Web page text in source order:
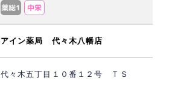
アイン薬局 代々木八幡店
代々木五丁目１０番１２号 ＴＳ